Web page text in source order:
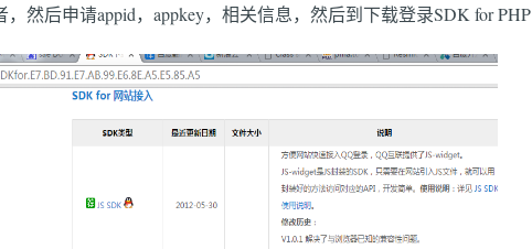
，然后申请appid，appkey，相关信息，然后到下载登录SDK for PHP